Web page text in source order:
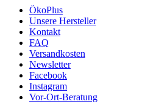
ÖkoPlus
Unsere Hersteller
Kontakt
FAQ
Versandkosten
Newsletter
Facebook
Instagram
Vor-Ort-Beratung